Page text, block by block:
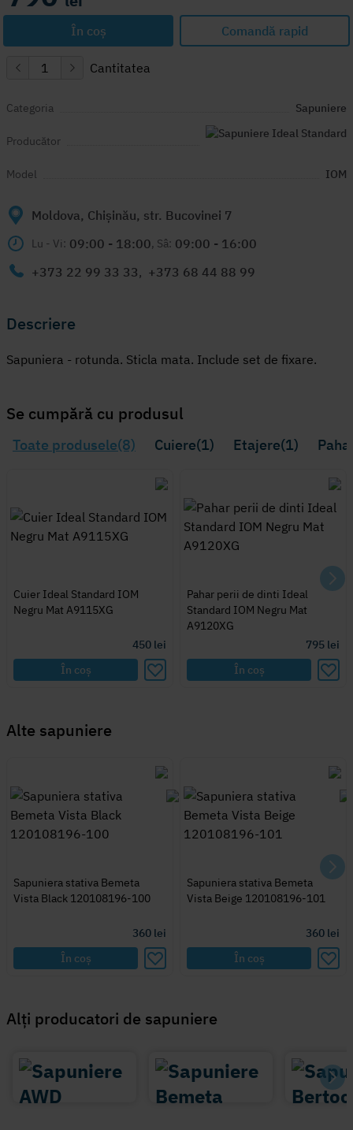
În coș Comandă rapid
Cantitatea
Categoria Sapuniere
Producător
Model IOM
Moldova, Chișinău, str. Bucovinei 7
Lu - Vi: 09:00 - 18:00, Sâ: 09:00 - 16:00
+373 22 99 33 33, +373 68 44 88 99
Descriere
Sapuniera - rotunda. Sticla mata. Include set de fixare.
Se cumpără cu produsul
Toate produsele(8) Cuiere(1) Etajere(1)
Cuier Ideal Standard IOM
Negru Mat A9115XG
450 lei
În coș
Pahar perii de dinti Ideal
Standard IOM Negru Mat
A9120XG
795 lei
În coș
Alte sapuniere
Sapuniera stativa Bemeta
Vista Black 120108196-100
360 lei
În coș
Sapuniera stativa Bemeta
Vista Beige 120108196-101
360 lei
În coș
Alți producatori de sapuniere